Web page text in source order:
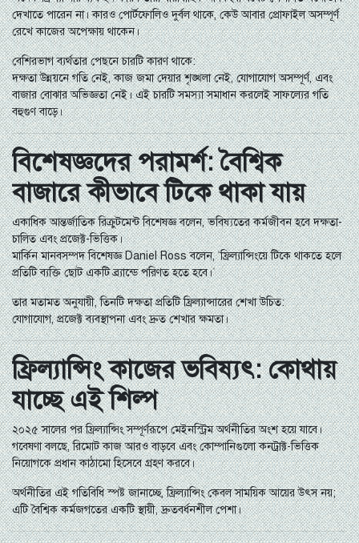
দেখাতে পারেন না। কারও পোর্টফোলিও দুর্বল থাকে, কেউ আবার প্রোফাইল অসম্পূর্ণ
রেখে কাজের অপেক্ষায় থাকেন।
বেশিরভাগ ব্যর্থতার পেছনে চারটি কারণ থাকে:
দক্ষতা উন্নয়নে গতি নেই, কাজ জমা দেয়ার শৃঙ্খলা নেই, যোগাযোগ অসম্পূর্ণ, এবং
বাজার বোঝার অভিজ্ঞতা নেই। এই চারটি সমস্যা সমাধান করলেই সাফল্যের গতি
বহুগুণ বাড়ে।
বিশেষজ্ঞদের পরামর্শ: বৈশ্বিক
বাজারে কীভাবে টিকে থাকা যায়
একাধিক আন্তর্জাতিক রিক্রুটমেন্ট বিশেষজ্ঞ বলেন, ভবিষ্যতের কর্মজীবন হবে দক্ষতা-
চালিত এবং প্রজেক্ট-ভিত্তিক।
মার্কিন মানবসম্পদ বিশেষজ্ঞ Daniel Ross বলেন, “ফ্রিল্যান্সিংয়ে টিকে থাকতে হলে
প্রতিটি ব্যক্তি ছোট একটি ব্র্যান্ডে পরিণত হতে হবে।”
তার মতামত অনুযায়ী, তিনটি দক্ষতা প্রতিটি ফ্রিল্যান্সারের শেখা উচিত:
যোগাযোগ, প্রজেক্ট ব্যবস্থাপনা এবং দ্রুত শেখার ক্ষমতা।
ফ্রিল্যান্সিং কাজের ভবিষ্যৎ: কোথায়
যাচ্ছে এই শিল্প
২০২৫ সালের পর ফ্রিল্যান্সিং সম্পূর্ণরূপে মেইনস্ট্রিম অর্থনীতির অংশ হয়ে যাবে।
গবেষণা বলছে, রিমোট কাজ আরও বাড়বে এবং কোম্পানিগুলো কনট্রাক্ট-ভিত্তিক
নিয়োগকে প্রধান কাঠামো হিসেবে গ্রহণ করবে।
অর্থনীতির এই গতিবিধি স্পষ্ট জানাচ্ছে, ফ্রিল্যান্সিং কেবল সাময়িক আয়ের উৎস নয়;
এটি বৈশ্বিক কর্মজগতের একটি স্থায়ী, দ্রুতবর্ধনশীল পেশা।